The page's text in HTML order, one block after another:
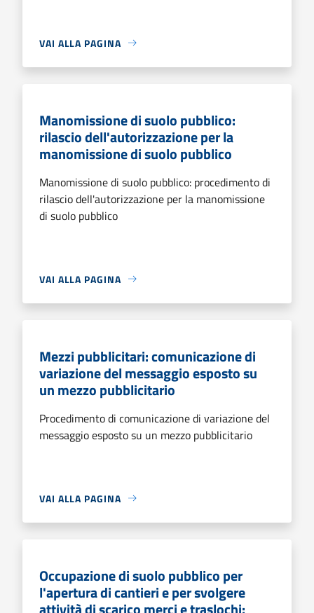
VAI ALLA PAGINA
Manomissione di suolo pubblico:
rilascio dell'autorizzazione per la
manomissione di suolo pubblico
Manomissione di suolo pubblico: procedimento di
rilascio dell'autorizzazione per la manomissione
di suolo pubblico
VAI ALLA PAGINA
Mezzi pubblicitari: comunicazione di
variazione del messaggio esposto su
un mezzo pubblicitario
Procedimento di comunicazione di variazione del
messaggio esposto su un mezzo pubblicitario
VAI ALLA PAGINA
Occupazione di suolo pubblico per
l'apertura di cantieri e per svolgere